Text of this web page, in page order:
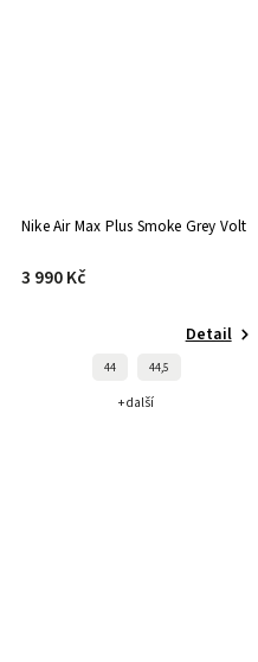
Nike Air Max Plus Smoke Grey Volt
3 990 Kč
Detail
44 44,5
+ další